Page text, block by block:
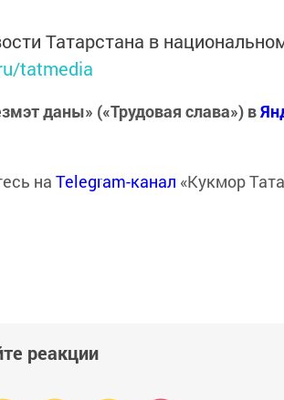
Татарстана в
tatmedia
даны» («Трудовая слава») в
на Telegram-канал «Кукмор
реакции